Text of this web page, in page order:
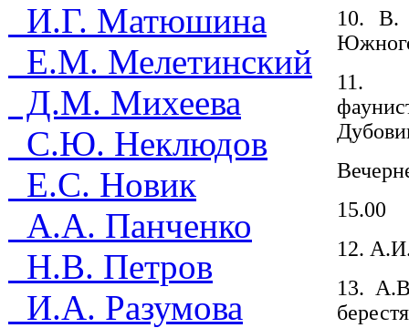
И.Г. Матюшина
Е.М. Мелетинский
Д.М. Михеева
С.Ю. Неклюдов
Е.С. Новик
А.А. Панченко
Н.В. Петров
И.А. Разумова
10. В.
11.
15.00
12.
13.